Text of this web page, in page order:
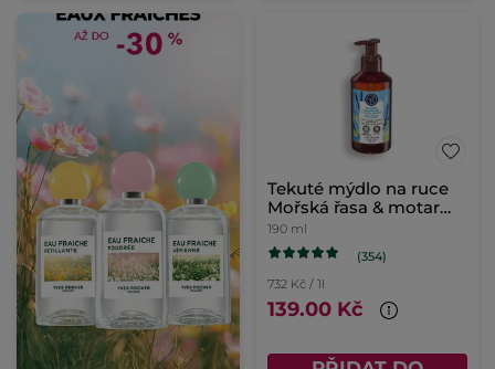
Tekuté mýdlo na ruce
Mořská řasa & motar
přímořský
190 ml
(354)
732 Kč / 1l
139.00 Kč